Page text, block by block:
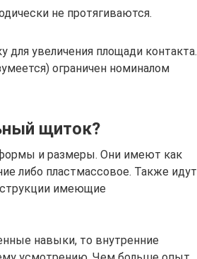
не протягиваются.
увеличения площади контакта.
ограничен номиналом
щиток?
и размеры. Они имеют как
либо пластмассовое. Также идут
имеющие
навыки, то внутренние